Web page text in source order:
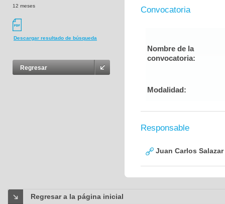
12 meses
Descargar resultado de búsqueda
Regresar
Convocatoria
Nombre de la
convocatoria:
Modalidad:
Responsable
Juan Carlos
Regresar a la página inicial